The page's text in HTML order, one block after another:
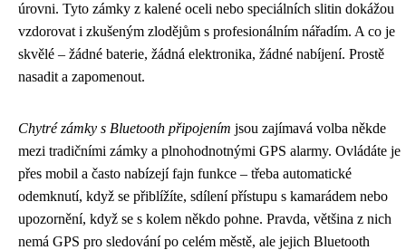
úrovni. Tyto zámky z kalené oceli nebo speciálních slitin dokážou
vzdorovat i zkušeným zlodějům s profesionálním nářadím. A co je
skvělé – žádné baterie, žádná elektronika, žádné nabíjení. Prostě
nasadit a zapomenout.
Chytré zámky s Bluetooth připojením jsou zajímavá volba někde
mezi tradičními zámky a plnohodnotnými GPS alarmy. Ovládáte je
přes mobil a často nabízejí fajn funkce – třeba automatické
odemknutí, když se přiblížíte, sdílení přístupu s kamarádem nebo
upozornění, když se s kolem někdo pohne. Pravda, většina z nich
nemá GPS pro sledování po celém městě, ale jejich Bluetooth